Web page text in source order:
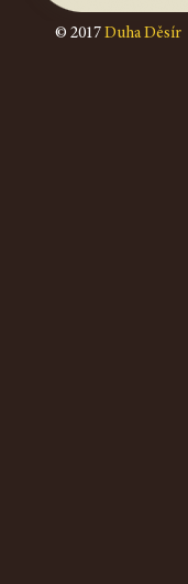
© 2017 Duha Děsír